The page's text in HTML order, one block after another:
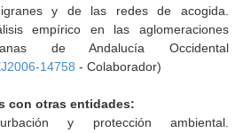
y de las redes de acogida.
empírico en las aglomeraciones
de Andalucía Occidental
14758 - Colaborador)
con otras entidades:
y protección ambiental.